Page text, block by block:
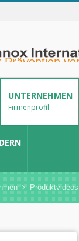
UNTERNEHMEN
Firmenprofil
Produktvideos